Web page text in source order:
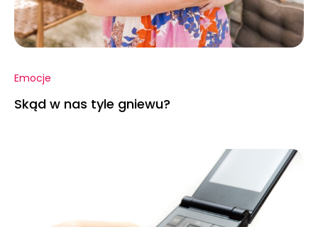
Emocje
Skąd w nas tyle gniewu?